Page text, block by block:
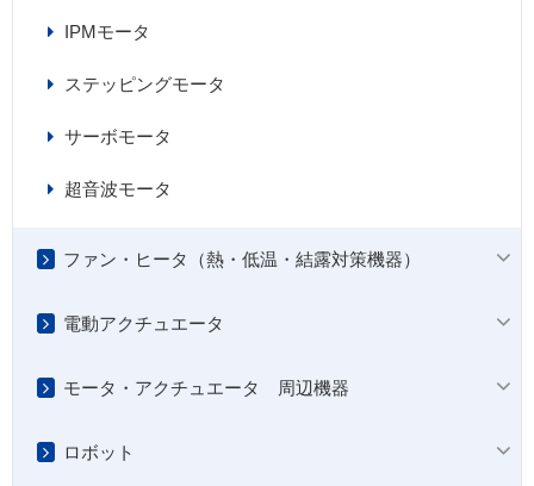
IPMモータ
ステッピングモータ
サーボモータ
超音波モータ
ファン・ヒータ（熱・低温・結露対策機器）
電動アクチュエータ
モータ・アクチュエータ 周辺機器
ロボット